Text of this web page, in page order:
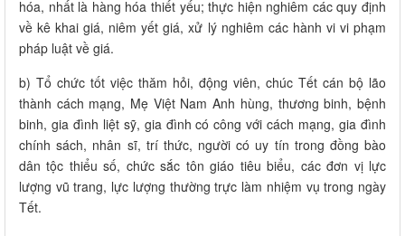
hóa, nhất là hàng hóa thiết yếu; thực hiện nghiêm các quy định
về kê khai giá, niêm yết giá, xử lý nghiêm các hành vi vi phạm
pháp luật về giá.
b) Tổ chức tốt việc thăm hỏi, động viên, chúc Tết cán bộ lão
thành cách mạng, Mẹ Việt Nam Anh hùng, thương binh, bệnh
binh, gia đình liệt sỹ, gia đình có công với cách mạng, gia đình
chính sách, nhân sĩ, trí thức, người có uy tín trong đồng bào
dân tộc thiểu số, chức sắc tôn giáo tiêu biểu, các đơn vị lực
lượng vũ trang, lực lượng thường trực làm nhiệm vụ trong ngày
Tết.